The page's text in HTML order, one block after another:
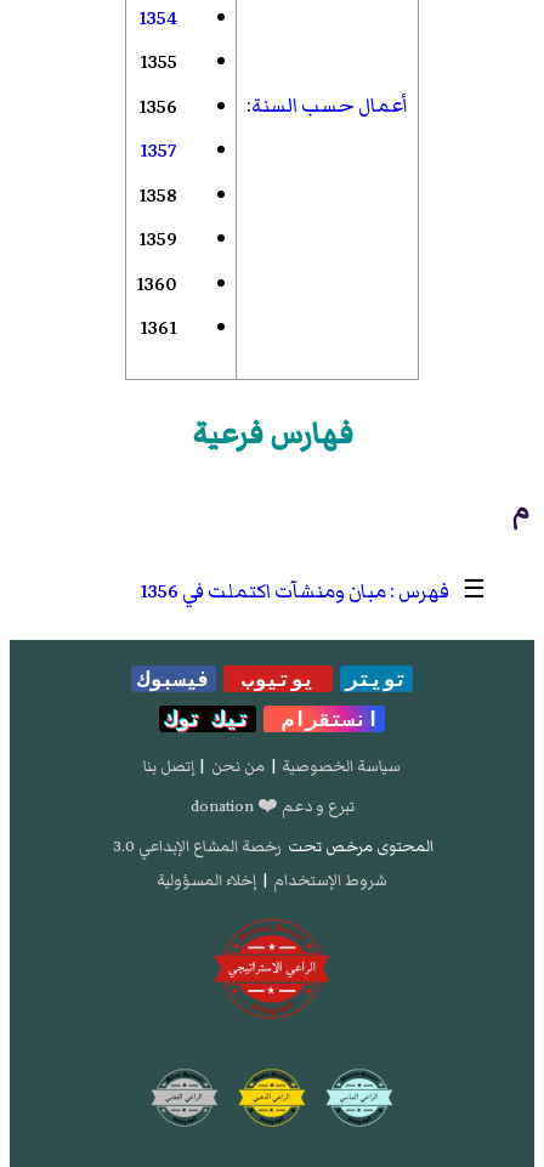
أعمال حسب السنة:
1354
1355
1356
1357
1358
1359
1360
1361
فهارس فرعية
م
☰ مبان ومنشآت اكتملت في 1356
تويتر يوتيوب
فيسبوك
انستقرام
تيك توك
سياسة الخصوصية | من نحن | إتصل بنا
تبرع و دعم ❤️ donation
المحتوى مرخص تحت رخصة المشاع الإبداعي 3.0
شروط الإستخدام | إخلاء المسؤولية